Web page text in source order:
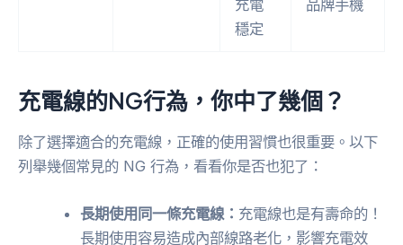
充電
穩定
品牌手機
充電線的NG行為，你中了幾個？
除了選擇適合的充電線，正確的使用習慣也很重要。以下
列舉幾個常見的 NG 行為，看看你是否也犯了：
長期使用同一條充電線： 充電線也是有壽命的！
長期使用容易造成內部線路老化，影響充電效